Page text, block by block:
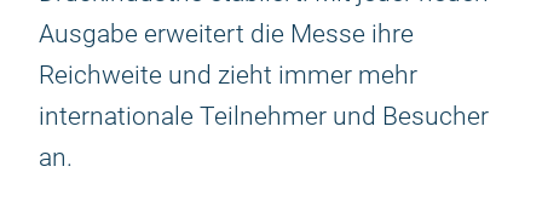
Ausgabe erweitert die Messe ihre
Reichweite und zieht immer mehr
internationale Teilnehmer und Besucher
an.